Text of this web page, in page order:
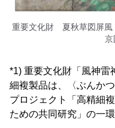
重要文化財 夏秋草図屏
京
*1) 重要文化財「風神雷
細複製品は、〈ぶんか
プロジェクト「高精細
ための共同研究」の一